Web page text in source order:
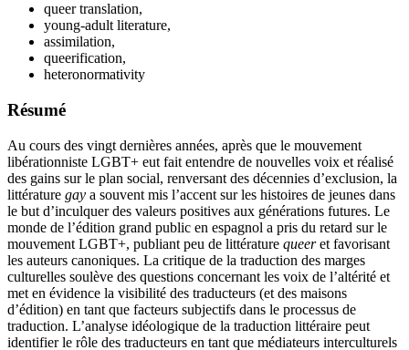
queer translation,
young-adult literature,
assimilation,
queerification,
heteronormativity
Résumé
Au cours des vingt dernières années, après que le mouvement
libérationniste LGBT+ eut fait entendre de nouvelles voix et réalisé
des gains sur le plan social, renversant des décennies d’exclusion, la
littérature gay a souvent mis l’accent sur les histoires de jeunes dans
le but d’inculquer des valeurs positives aux générations futures. Le
monde de l’édition grand public en espagnol a pris du retard sur le
mouvement LGBT+, publiant peu de littérature queeret favorisant
les auteurs canoniques. La critique de la traduction des marges
culturelles soulève des questions concernant les voix de l’altérité et
met en évidence la visibilité des traducteurs (et des maisons
d’édition) en tant que facteurs subjectifs dans le processus de
traduction. L’analyse idéologique de la traduction littéraire peut
identifier le rôle des traducteurs en tant que médiateurs interculturels